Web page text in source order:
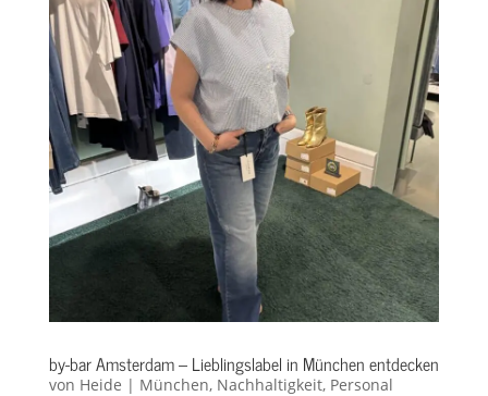
by-bar Amsterdam – Lieblingslabel in München entdecken
von Heide | München, Nachhaltigkeit, Personal